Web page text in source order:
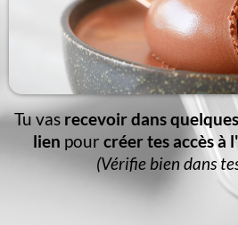
Tu vas recevoir dans
lien pour créer tes accès à
(Vérifie bien dans